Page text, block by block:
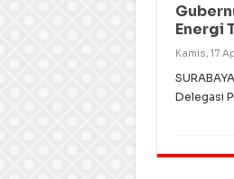
Energi
Kamis, 17
Delegasi